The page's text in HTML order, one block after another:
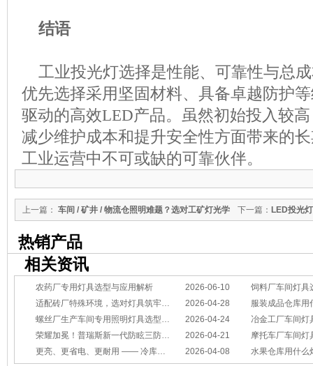
结语
工业投光灯选择是性能、可靠性与总
优先选择采用坚固材料、具备卓越防护
驱动的高效LED产品。虽然初始投入较
减少维护成本和提升安全性方面带来的
工业运营中不可或缺的可靠伙伴。
下一篇： LED投光
上一篇： 车间 / 矿井 / 物流仓照明难题？选对工矿灯光学
特性，省钱又安全
热销产品
相关资讯
2026-06-10
农药厂专用灯具选型与应用解析
饲料厂车间灯具
2026-04-28
适配砖厂特殊环境，选对灯具筑牢生产安全线
服装成品仓库用
2026-04-24
螺丝厂生产车间专用照明灯具选型方案
冶金工厂车间灯具选型指南：
2026-04-21
荣耀加冕！普瑞斯新一代防眩三防灯BC-L斩获2026阿拉丁神灯奖
摩托车厂车间灯具怎么选？
2026-04-08
更亮、更省电、更耐用 —— 冷库照明优选 水果仓库用什么